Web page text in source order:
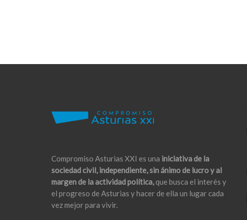
Compromiso Asturias XXI es una iniciativa de la
sociedad civil, independiente, sin ánimo de lucro y al
margen de la actividad política,que busca el interés y
el progreso de Asturias y hacer de ella un lugar cada
vez mejor para vivir.